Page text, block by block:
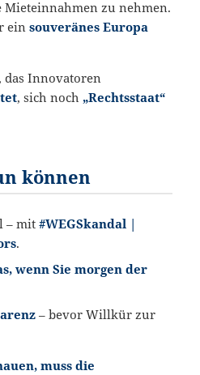
zu nehmen.
einsouveränes Europa
das Innovatoren
, sich noch „Rechtsstaat“
können
– mit#WEGSkandal |
.
wenn Sie morgen der
– bevor Willkür zur
muss die